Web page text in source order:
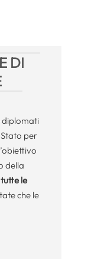
DI
diplomati
Stato per
della
le
che le